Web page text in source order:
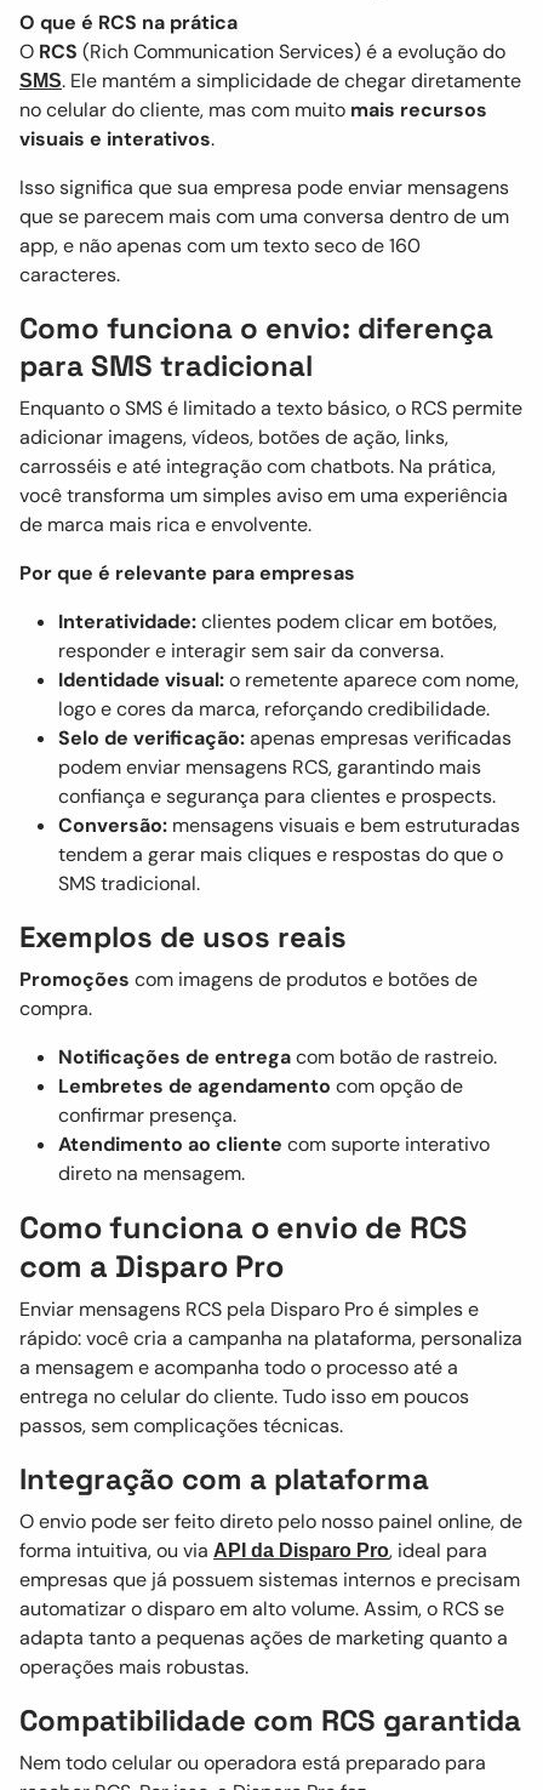
O que é RCS na prática
O RCS (Rich Communication Services) é a evolução do
SMS. Ele mantém a simplicidade de chegar diretamente
no celular do cliente, mas com muito mais recursos
visuais e interativos.
Isso significa que sua empresa pode enviar mensagens
que se parecem mais com uma conversa dentro de um
app, e não apenas com um texto seco de 160
caracteres.
Como funciona o envio: diferença
para SMS tradicional
Enquanto o SMS é limitado a texto básico, o RCS permite
adicionar imagens, vídeos, botões de ação, links,
carrosséis e até integração com chatbots. Na prática,
você transforma um simples aviso em uma experiência
de marca mais rica e envolvente.
Por que é relevante para empresas
Interatividade:clientes podem clicar em botões,
responder e interagir sem sair da conversa.
Identidade visual:o remetente aparece com nome,
logo e cores da marca, reforçando credibilidade.
Selo de verificação:apenas empresas verificadas
podem enviar mensagens RCS, garantindo mais
confiança e segurança para clientes e prospects.
Conversão: mensagens visuais e bem estruturadas
tendem a gerar mais cliques e respostas do que o
SMS tradicional.
Exemplos de usos reais
Promoções com imagens de produtos e botões de
compra.
Notificações de entregacom botão de rastreio.
Lembretes de agendamento com opção de
confirmar presença.
Atendimento ao cliente com suporte interativo
direto na mensagem.
Como funciona o envio de RCS
com a Disparo Pro
Enviar mensagens RCS pela Disparo Pro é simples e
rápido: você cria a campanha na plataforma, personaliza
a mensagem e acompanha todo o processo até a
entrega no celular do cliente. Tudo isso em poucos
passos, sem complicações técnicas.
Integração com a plataforma
O envio pode ser feito direto pelo nosso painel online, de
forma intuitiva, ou via API da Disparo Pro, ideal para
empresas que já possuem sistemas internos e precisam
automatizar o disparo em alto volume. Assim, o RCS se
adapta tanto a pequenas ações de marketing quanto a
operações mais robustas.
Compatibilidade com RCS garantida
Nem todo celular ou operadora está preparado para